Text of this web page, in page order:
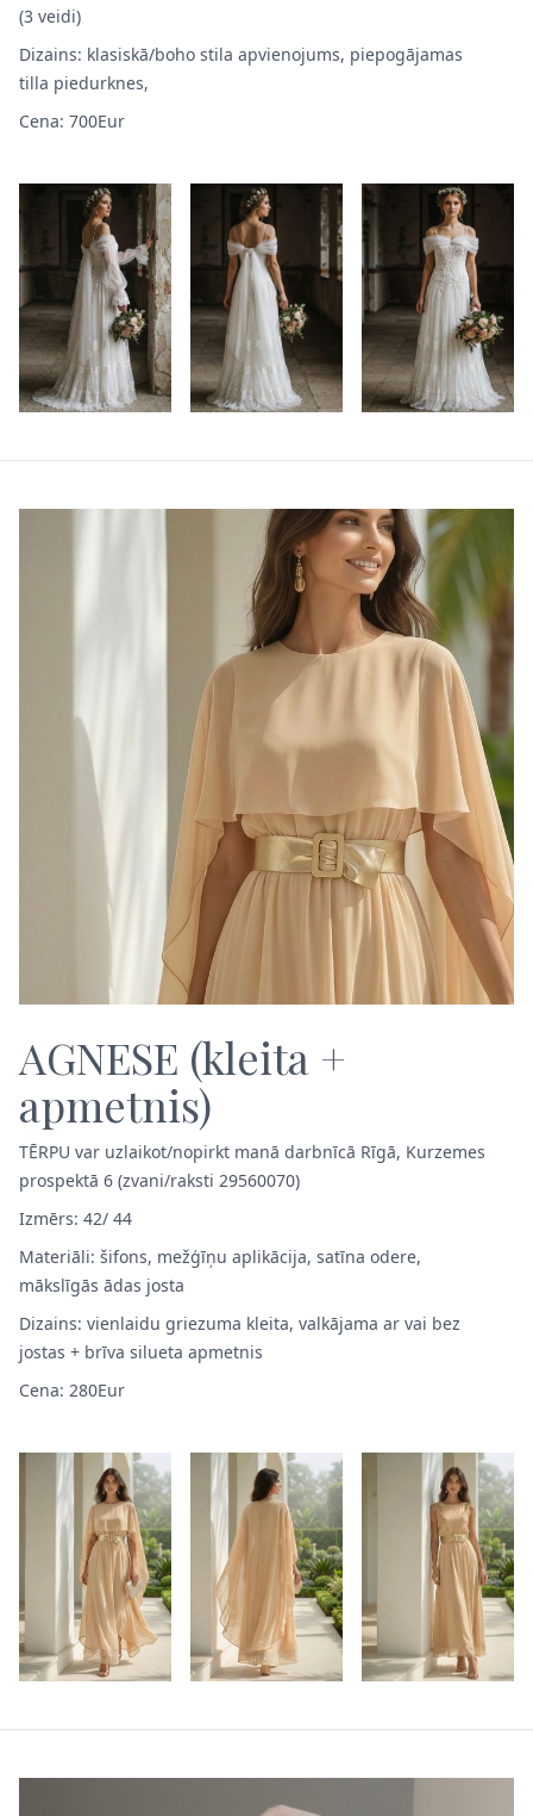
(3 veidi)
Dizains: klasiskā/boho stila apvienojums, piepogājamas
tilla piedurknes,
Cena: 700Eur
AGNESE (kleita +
apmetnis)
TĒRPU var uzlaikot/nopirkt manā darbnīcā Rīgā, Kurzemes
prospektā 6 (zvani/raksti 29560070)
Izmērs: 42/ 44
Materiāli: šifons, mežģīņu aplikācija, satīna odere,
mākslīgās ādas josta
Dizains: vienlaidu griezuma kleita, valkājama ar vai bez
jostas + brīva silueta apmetnis
Cena: 280Eur